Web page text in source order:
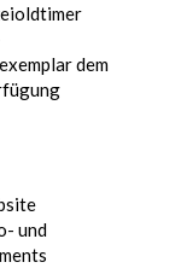
dem
und